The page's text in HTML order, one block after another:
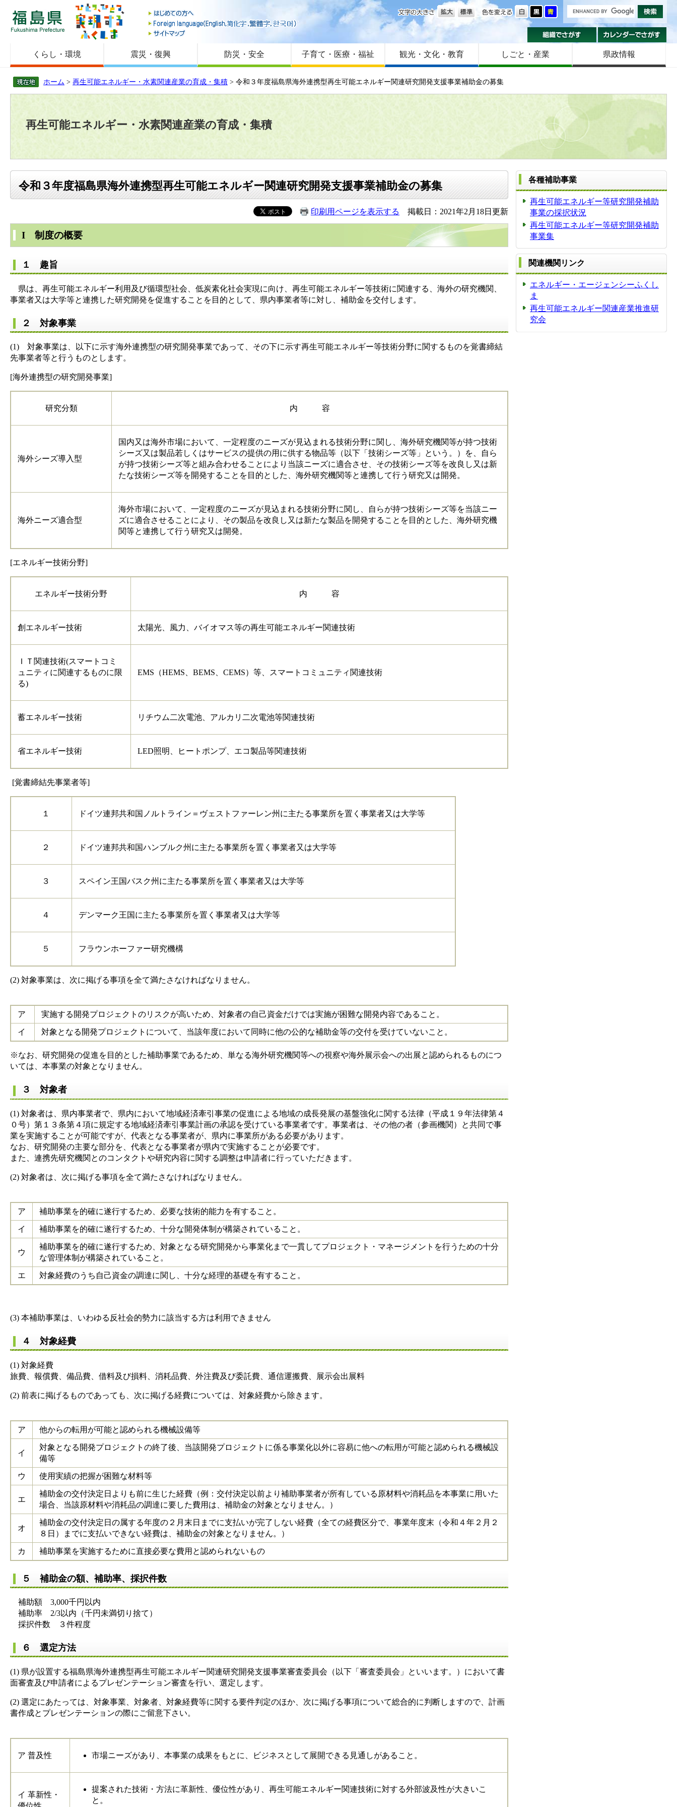
福島県
はじめての方へ
Foreign language
サイトマップ
色を変える
文字の大きさ
組織でさがす
くらし・環境 震災・復興 防災・安全 子育て・医療・福祉 観光・文化・教育 しごと・産業 県政情報
ホーム > 再生可能エネルギー・水素関連産業の育成・集積 > 令和３年度福島県海外連携型再生可能エネルギー関連研究開発支援事業補助金の募集
再生可能エネルギー・水素関連産業の育成・集積
令和３年度福島県海外連携型再生可能エネルギー関連研究開発支援事業補助金の募集
印刷用ページを表示する 掲載日：2021年2月18日更新
I 制度の概要
１ 趣旨
県は、再生可能エネルギー利用及び循環型社会、低炭素化社会実現に向け、再生可能エネルギー等技術に関連する、海外の研究機関、
事業者又は大学等と連携した研究開発を促進することを目的として、県内事業者等に対し、補助金を交付します。
２ 対象事業
(1) 対象事業は、以下に示す海外連携型の研究開発事業であって、その下に示す再生可能エネルギー等技術分野に関するものを覚書締結
先事業者等と行うものとします。
[海外連携型の研究開発事業]
研究分類 内 容
海外シーズ導入型
国内又は海外市場において、一定程度のニーズが見込まれる技術分野に関し、海外研究機関等が持つ技術
シーズ又は製品若しくはサービスの提供の用に供する物品等（以下「技術シーズ等」という。）を、自ら
が持つ技術シーズ等と組み合わせることにより当該ニーズに適合させ、その技術シーズ等を改良し又は新
たな技術シーズ等を開発することを目的とした、海外研究機関等と連携して行う研究又は開発。
海外ニーズ適合型
海外市場において、一定程度のニーズが見込まれる技術分野に関し、自らが持つ技術シーズ等を当該ニー
ズに適合させることにより、その製品を改良し又は新たな製品を開発することを目的とした、海外研究機
関等と連携して行う研究又は開発。
[エネルギー技術分野]
エネルギー技術分野 内 容
創エネルギー技術 太陽光、風力、バイオマス等の再生可能エネルギー関連技術
ＩＴ関連技術(スマートコミ
ュニティに関連するものに限
る)
EMS（HEMS、BEMS、CEMS）等、スマートコミュニティ関連技術
蓄エネルギー技術 リチウム二次電池、アルカリ二次電池等関連技術
省エネルギー技術 LED照明、ヒートポンプ、エコ製品等関連技術
[覚書締結先事業者等]
１ ドイツ連邦共和国ノルトライン＝ヴェストファーレン州に主たる事業所を置く事業者又は大学等
２ ドイツ連邦共和国ハンブルク州に主たる事業所を置く事業者又は大学等
３ スペイン王国バスク州に主たる事業所を置く事業者又は大学等
４ デンマーク王国に主たる事業所を置く事業者又は大学等
５ フラウンホーファー研究機構
(2) 対象事業は、次に掲げる事項を全て満たさなければなりません。
ア 実施する開発プロジェクトのリスクが高いため、対象者の自己資金だけでは実施が困難な開発内容であること。
イ 対象となる開発プロジェクトについて、当該年度において同時に他の公的な補助金等の交付を受けていないこと。
※なお、研究開発の促進を目的とした補助事業であるため、単なる海外研究機関等への視察や海外展示会への出展と認められるものにつ
いては、本事業の対象となりません。
３ 対象者
(1) 対象者は、県内事業者で、県内において地域経済牽引事業の促進による地域の成長発展の基盤強化に関する法律（平成１９年法律第４
０号）第１３条第４項に規定する地域経済牽引事業計画の承認を受けている事業者です。事業者は、その他の者（参画機関）と共同で事
業を実施することが可能ですが、代表となる事業者が、県内に事業所がある必要があります。
なお、研究開発の主要な部分を、代表となる事業者が県内で実施することが必要です。
また、連携先研究機関とのコンタクトや研究内容に関する調整は申請者に行っていただきます。
(2) 対象者は、次に掲げる事項を全て満たさなければなりません。
ア 補助事業を的確に遂行するため、必要な技術的能力を有すること。
イ 補助事業を的確に遂行するため、十分な開発体制が構築されていること。
ウ
補助事業を的確に遂行するため、対象となる研究開発から事業化まで一貫してプロジェクト・マネージメントを行うための十分
な管理体制が構築されていること。
エ 対象経費のうち自己資金の調達に関し、十分な経理的基礎を有すること。
(3) 本補助事業は、いわゆる反社会的勢力に該当する方は利用できません
４ 対象経費
(1) 対象経費
旅費、報償費、備品費、借料及び損料、消耗品費、外注費及び委託費、通信運搬費、展示会出展料
(2) 前表に掲げるものであっても、次に掲げる経費については、対象経費から除きます。
ア 他からの転用が可能と認められる機械設備等
イ
対象となる開発プロジェクトの終了後、当該開発プロジェクトに係る事業化以外に容易に他への転用が可能と認められる機械設
備等
ウ 使用実績の把握が困難な材料等
エ
補助金の交付決定日よりも前に生じた経費（例：交付決定以前より補助事業者が所有している原材料や消耗品を本事業に用いた
場合、当該原材料や消耗品の調達に要した費用は、補助金の対象となりません。）
オ
補助金の交付決定日の属する年度の２月末日までに支払いが完了しない経費（全ての経費区分で、事業年度末（令和４年２月２
８日）までに支払いできない経費は、補助金の対象となりません。）
カ 補助事業を実施するために直接必要な費用と認められないもの
５ 補助金の額、補助率、採択件数
補助額 3,000千円以内
補助率 2/3以内（千円未満切り捨て）
採択件数 ３件程度
６ 選定方法
(1) 県が設置する福島県海外連携型再生可能エネルギー関連研究開発支援事業審査委員会（以下「審査委員会」といいます。）において書
面審査及び申請者によるプレゼンテーション審査を行い、選定します。
(2) 選定にあたっては、対象事業、対象者、対象経費等に関する要件判定のほか、次に掲げる事項について総合的に判断しますので、計画
書作成とプレゼンテーションの際にご留意下さい。
ア 普及性 市場ニーズがあり、本事業の成果をもとに、ビジネスとして展開できる見通しがあること。
イ 革新性・
提案された技術・方法に革新性、優位性があり、再生可能エネルギー関連技術に対する外部波及性が大きいこ
と。
各種補助事業
再生可能エネルギー等研究開発補助
事業の採択状況
再生可能エネルギー等研究開発補助
事業集
関連機関リンク
エネルギー・エージェンシーふくし
ま
再生可能エネルギー関連産業推進研
究会